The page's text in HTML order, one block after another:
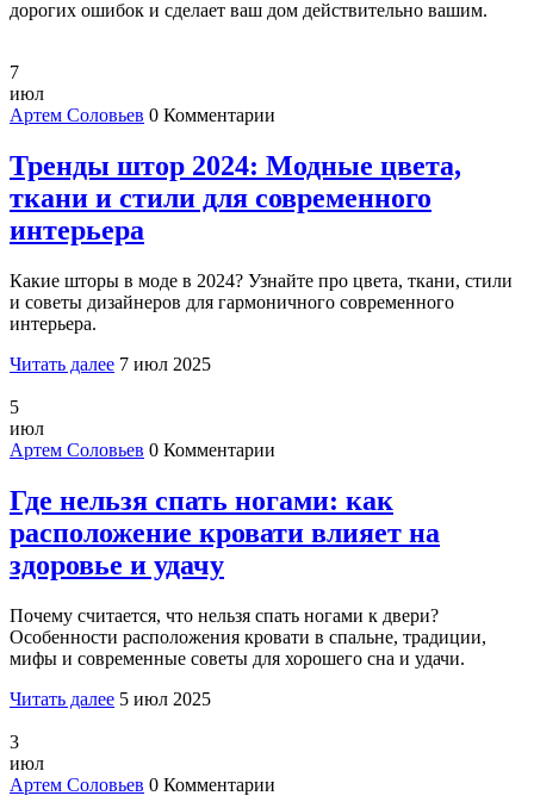
дорогих ошибок и сделает ваш дом действительно вашим.
7
июл
Артем Соловьев 0 Комментарии
Тренды штор 2024: Модные цвета,
ткани и стили для современного
интерьера
Какие шторы в моде в 2024? Узнайте про цвета, ткани, стили
и советы дизайнеров для гармоничного современного
интерьера.
Читать далее 7 июл 2025
5
июл
Артем Соловьев 0 Комментарии
Где нельзя спать ногами: как
расположение кровати влияет на
здоровье и удачу
Почему считается, что нельзя спать ногами к двери?
Особенности расположения кровати в спальне, традиции,
мифы и современные советы для хорошего сна и удачи.
Читать далее 5 июл 2025
3
июл
Артем Соловьев 0 Комментарии